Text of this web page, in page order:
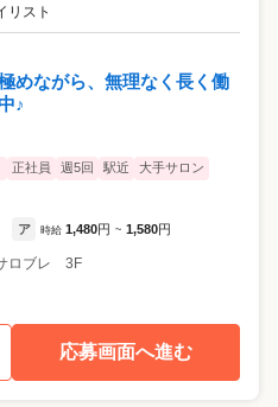
リスト
めながら、無理なく長く働
♪
正社員 週5回 駅近
大手サロン
ア 時給 1,480円 ~ 1,580円
ロブレ 3F
応募画面へ進む